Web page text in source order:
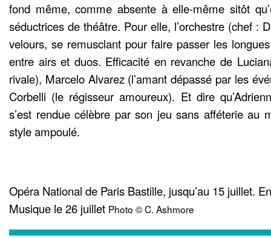
fond même, comme absente à elle-même sitôt
séductrices de théâtre. Pour elle, l’orchestre (chef :
velours, se remusclant pour faire passer les
entre airs et duos. Efficacité en revanche de
rivale), Marcelo Alvarez (l’amant dépassé par les
Corbelli (le régisseur amoureux). Et dire
s’est rendue célèbre par son jeu sans afféterie au
style ampoulé.
Opéra National de Paris Bastille, jusqu’au 15 juillet.
Musique le 26 juillet Photo © C. Ashmore